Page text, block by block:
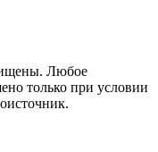
Любое
только при условии